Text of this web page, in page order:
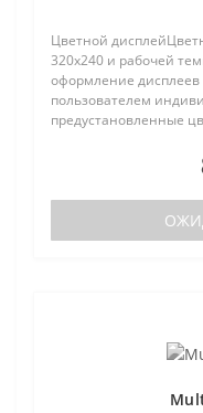
Цветной
320х240 и рабочей
оформление
пользователем
предустановленные